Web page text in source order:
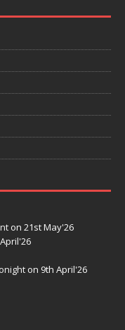
on 21st May'26
on 9th April'26